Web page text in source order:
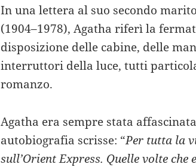
In una lettera al suo secondo
(1904–1978), Agatha riferì la
disposizione delle cabine, delle
interruttori della luce, tutti
romanzo.
Agatha era sempre stata
autobiografia scrisse: “Per tutta la
sull’Orient Express. Quelle volte